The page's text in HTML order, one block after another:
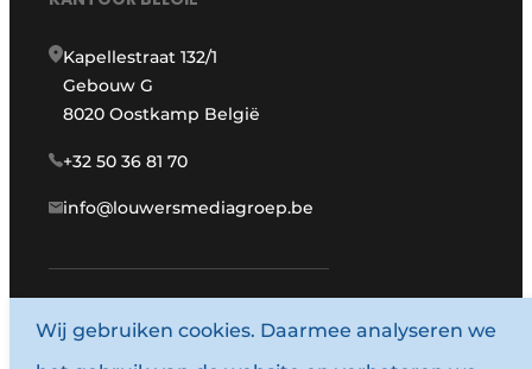
Kapellestraat 132/1
Gebouw G
8020 Oostkamp België
+32 50 36 81 70
info@louwersmediagroep.be
www.louwersmediagroep.com
Wij gebruiken cookies. Daarmee analyseren we